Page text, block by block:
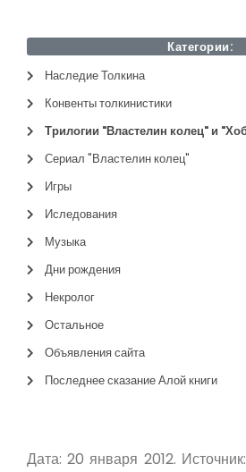
Категории:
Наследие Толкина
Конвенты толкинистики
Трилогии "Властелин колец" и
Сериал "Властелин колец"
Игры
Иследования
Музыка
Дни рождения
Некролог
Остальное
Объявления сайта
Последнее сказание Алой книги
Дата: 20 января 2012. Источник: